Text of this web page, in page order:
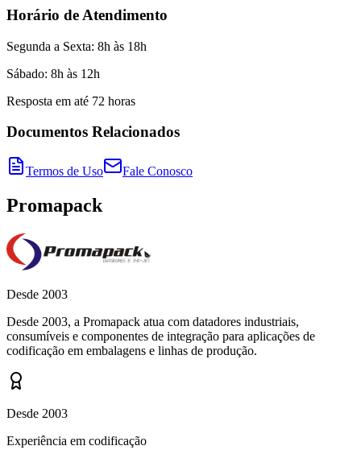
Horário de Atendimento
Segunda a Sexta: 8h às 18h
Sábado: 8h às 12h
Resposta em até 72 horas
Documentos Relacionados
Termos de Uso Fale Conosco
Promapack
Desde 2003
Desde 2003, a Promapack atua com datadores industriais,
consumíveis e componentes de integração para aplicações de
codificação em embalagens e linhas de produção.
Desde 2003
Experiência em codificação